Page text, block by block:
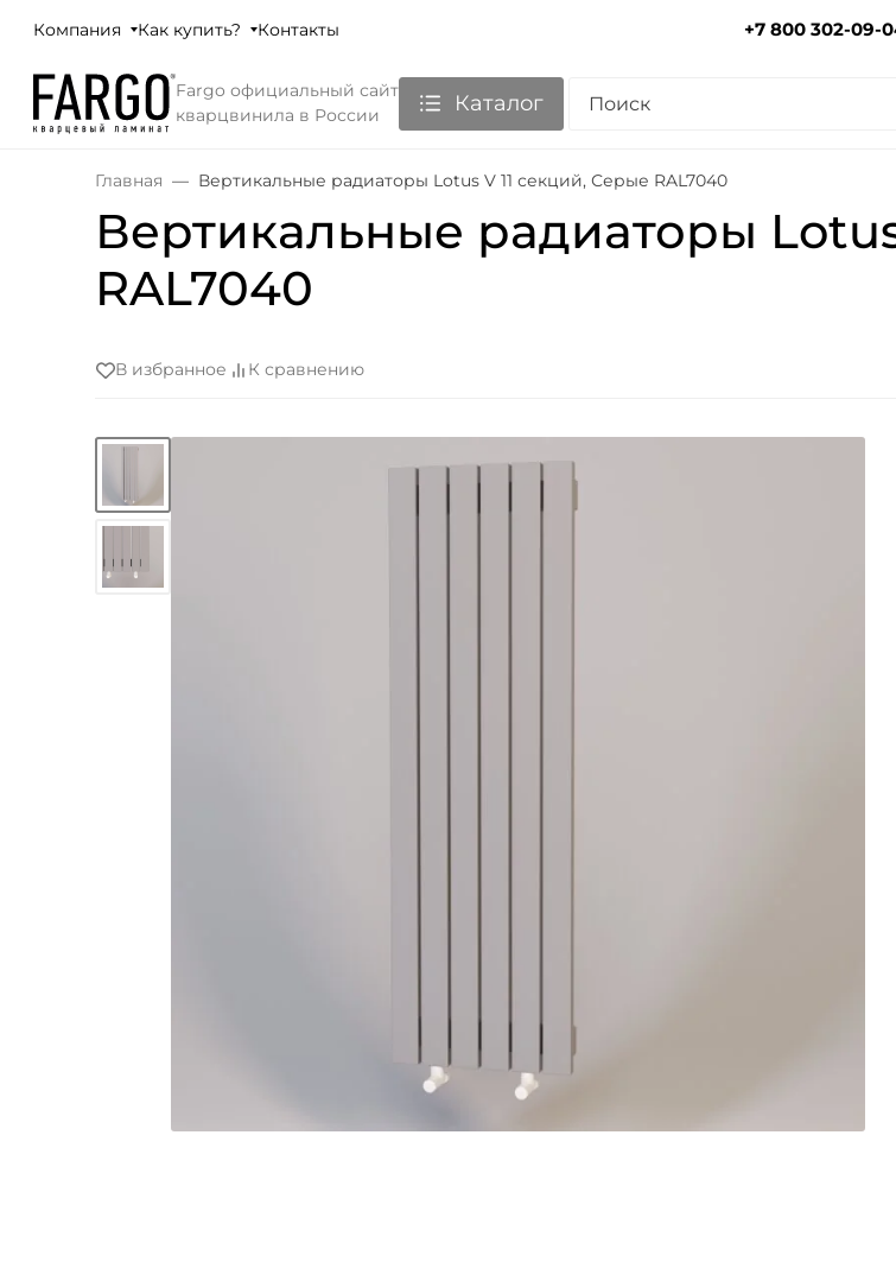
Компания Как купить? Контакты +7 800 302-09-
Fargo официальный сайт
кварцвинила в России
Каталог
Главная Вертикальные радиаторы Lotus V 11 секций, Серые RAL7040
Вертикальные радиаторы
RAL7040
В избранное К сравнению